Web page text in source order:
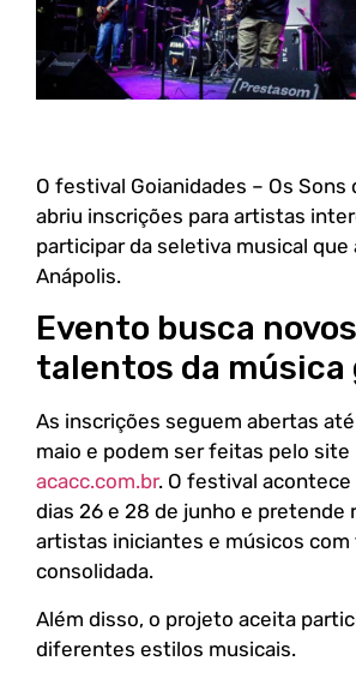
O festival Goianidades – Os Sons
abriu inscrições para artistas
participar da seletiva musical que
Anápolis.
Evento busca novos
talentos da música
As inscrições seguem abertas até
maio e podem ser feitas pelo site
acacc.com.br. O festival
dias 26 e 28 de junho e pretende
artistas iniciantes e músicos
consolidada.
Além disso, o projeto aceita
diferentes estilos musicais.